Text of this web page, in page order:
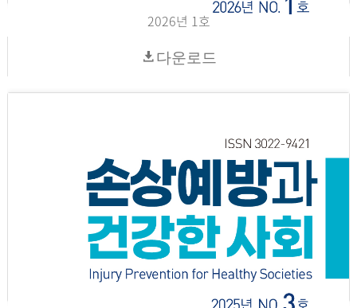
2026년 1호
다운로드